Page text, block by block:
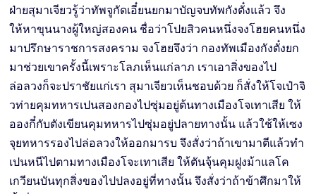
ฝ่ายสุมาเจียวรู้ว่าทัพจูกัดเอี๋ยนยกมาบัญจบทัพกังตั๋งแล้ว จึง
ให้หาขุนนางผู้ใหญ่สองคน ชื่อว่าโปยสิวคนหนึ่งจงโฮยคนหนึ่ง
มาปรึกษาราชการสงคราม จงโฮยจึงว่า กองทัพเมืองกังตั๋งยก
มาช่วยเขาครั้งนี้เพราะโลภเห็นแก่ลาภ เราเอาสิ่งของไป
ล่อลวงก็จะปราชัยแก่เรา สุมาเจียวเห็นชอบด้วย ก็สั่งให้โจเป๋าจิ
วท่ายคุมทหารเปนสองกองไปซุ่มอยู่ต้นทางเมืองโจเทาเสีย ให้
อองกี๋กับตังเขียนคุมทหารไปซุ่มอยู่ปลายทางนั้น แล้วใช้ให้เซง
จุยทหารรองไปล่อลวงให้ออกมารบ จึงสั่งว่าถ้าเขามาตีแล้วทำ
เปนหนีไปตามทางเมืองโจะเทาเสีย ให้ตันจุ้นคุมฝูงม้าแลโค
เกวียนบันทุกสิ่งของไปปลงอยู่ที่ทางนั้น จึงสั่งว่าถ้าข้าศึกมาให้